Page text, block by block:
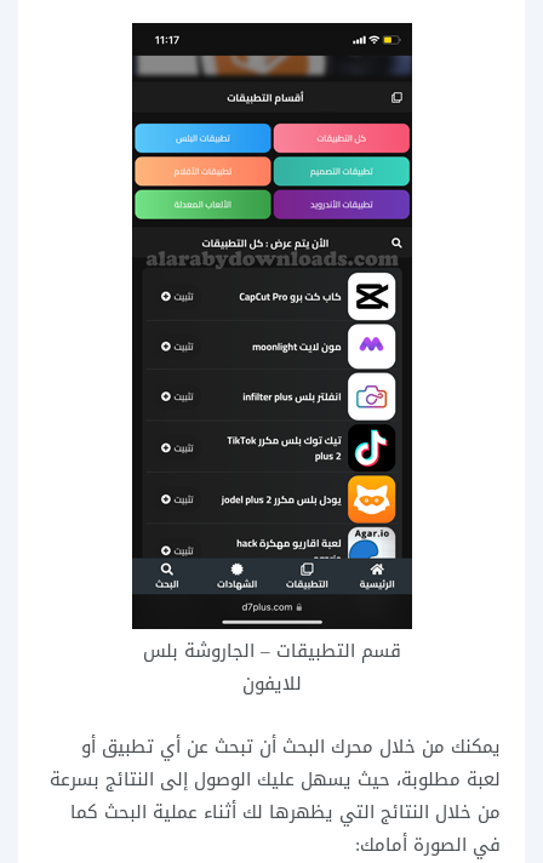
قسم التطبيقات – الجاروشة بلس
للايفون
يمكنك من خلال محرك البحث أن تبحث عن أي تطبيق أو
لعبة مطلوبة، حيث يسهل عليك الوصول إلى النتائج بسرعة
من خلال النتائج التي يظهرها لك أثناء عملية البحث كما
في الصورة أمامك: